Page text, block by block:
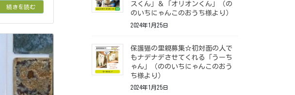
続きを読む
スくん」＆「オリオンくん」（の
のいちにゃんこのおうち様より）
2024年1月25日
保護猫の里親募集☆初対面の人で
もナデナデさせてくれる「うーち
ゃん」（ののいちにゃんこのおう
ち様より）
2024年1月25日